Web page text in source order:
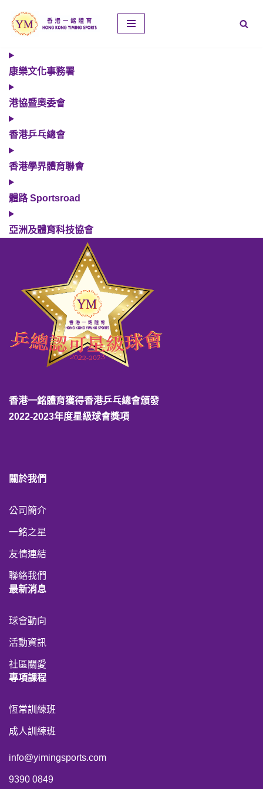
Skip
content
康樂文化事務署
港協暨奧委會
香港乒乓總會
香港學界體育聯會
體路 Sportsroad
亞洲及體育科技協會
香港一銘體育獲得香港乒乓總會頒發
2022-2023年度星級球會獎項
關於我們
公司簡介
一銘之星
友情連結
聯絡我們
最新消息
球會動向
活動資訊
社區關愛
專項課程
恆常訓練班
成人訓練班
info@yimingsports.com
9390 0849